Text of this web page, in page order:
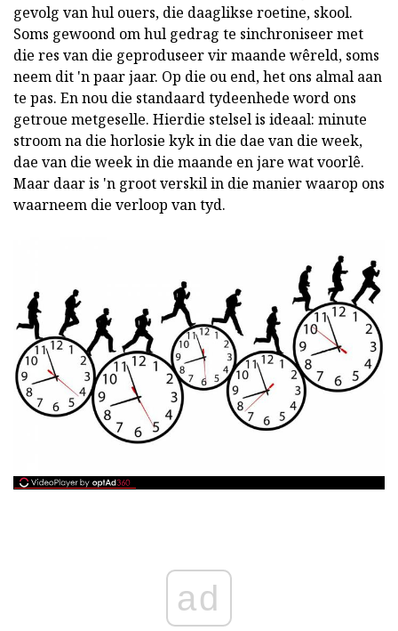
gevolg van hul ouers, die daaglikse roetine, skool.
Soms gewoond om hul gedrag te sinchroniseer met
die res van die geproduseer vir maande wêreld, soms
neem dit 'n paar jaar. Op die ou end, het ons almal aan
te pas. En nou die standaard tydeenhede word ons
getroue metgeselle. Hierdie stelsel is ideaal: minute
stroom na die horlosie kyk in die dae van die week,
dae van die week in die maande en jare wat voorlê.
Maar daar is 'n groot verskil in die manier waarop ons
waarneem die verloop van tyd.
ad